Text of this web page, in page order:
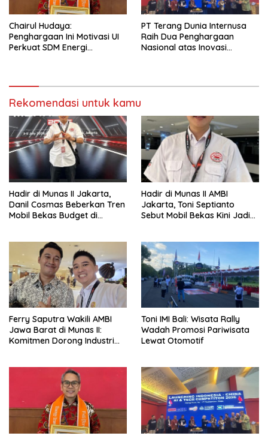
Chairul Hudaya:
Penghargaan Ini Motivasi UI
Perkuat SDM Energi
PT Terang Dunia Internusa
Raih Dua Penghargaan
Nasional atas Inovasi
2026
Rekomendasi untuk kamu
Hadir di Munas II Jakarta,
Danil Cosmas Beberkan Tren
Mobil Bekas Budget di
Hadir di Munas II AMBI
Jakarta, Toni Septianto
Sebut Mobil Bekas Kini Jadi
Ferry Saputra Wakili AMBI
Jawa Barat di Munas II:
Komitmen Dorong Industri
Toni IMI Bali: Wisata Rally
Wadah Promosi Pariwisata
Lewat Otomotif